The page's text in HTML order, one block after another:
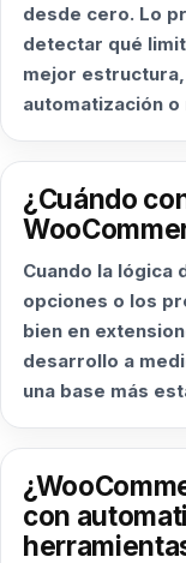
desde cero. Lo
detectar qué
mejor
automatización
¿Cuándo
Cuando la lógica
opciones o los
bien en
desarrollo a
una base más
con